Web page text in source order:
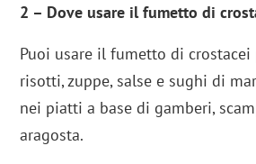
2 – Dove usare il fumetto di
Puoi usare il fumetto di
risotti, zuppe, salse e sughi di
nei piatti a base di gamberi,
aragosta.